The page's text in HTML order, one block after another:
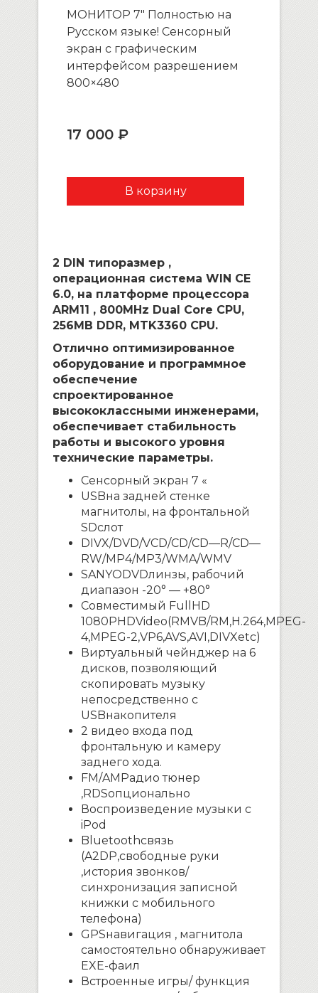
МОНИТОР 7″ Полностью на
Русском языке! Сенсорный
экран с графическим
интерфейсом разрешением
800×480
17 000 ₽
2 DIN типоразмер ,
операционная система WIN CE
6.0, на платформе процессора
ARM11 , 800MHz Dual Core CPU,
256MB DDR, MTK3360 CPU.
Отлично оптимизированное
оборудование и программное
обеспечение
спроектированное
высококлассными инженерами,
обеспечивает стабильность
работы и высокого уровня
технические параметры.
Сенсорный экран 7 «
USBна задней стенке
магнитолы, на фронтальной
SDслот
DIVX/DVD/VCD/CD/CD—R/CD—
RW/MP4/MP3/WMA/WMV
SANYO DVDлинзы, рабочий
диапазон -20° — +80°
Совместимый Full
HD
1080 P HDVideo(RMVB/RM ,H .264,MPEG-
4,MPEG-2,VP6,AVS,AVI ,DIVXetc)
Виртуальный чейнджер на 6
дисков, позволяющий
скопировать музыку
непосредственно с
USBнакопителя
2 видео входа под
фронтальную и камеру
заднего хода.
FM/AM Радио тюнер
,RDSопционально
Воспроизведение музыки с
iPod
Bluetoothсвязь
(A2 DP,свободные руки
,история звонков/
синхронизация записной
книжки с мобильного
телефона)
GPSнавигация , магнитола
самостоятельно обнаруживает
EXE-фаил
Встроенные игры/ функция